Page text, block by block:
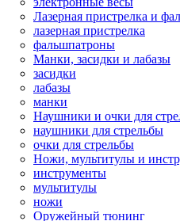
Лазерная пристрелка и
лазерная пристрелка
фальшпатроны
Манки, засидки и лабазы
засидки
лабазы
манки
Наушники и очки для
наушники для стрельбы
очки для стрельбы
Ножи, мультитулы и
инструменты
мультитулы
ножи
Оружейный тюнинг